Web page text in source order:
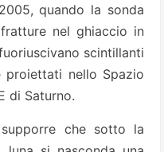
quando la sonda
nel ghiaccio in
scintillanti
proiettati nello Spazio
di Saturno.
che sotto la